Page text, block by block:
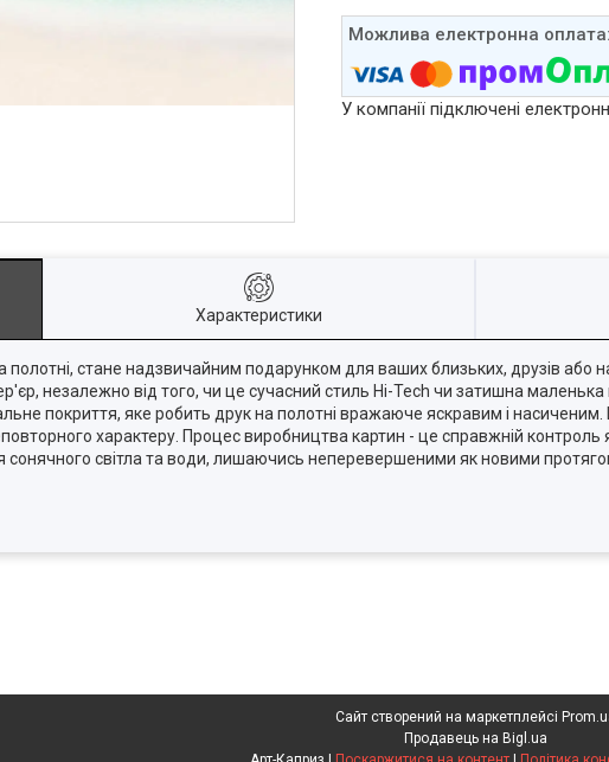
У компанії підключені
Характеристики
полотні, стане надзвичайним подарунком для ваших близьких, друзів або
незалежно від того, чи це сучасний стиль Hi-Tech чи затишна
покриття, яке робить друк на полотні вражаюче яскравим і
характеру. Процес виробництва картин - це справжній контроль
сонячного світла та води, лишаючись неперевершеними як новими
Сайт створений на маркетплейсі
Продавець на Bigl.ua